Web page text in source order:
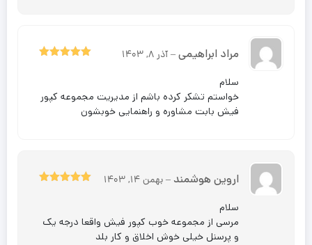
مراد ابراهیمی – آذر 8, 1403
سلام
خواستم تشکر کرده باشم از مدیریت مجموعه کپور
فیش بابت مشاوره و راهنمایی خوبشون
اروین هوشمند – بهمن 14, 1403
سلام
مرسی از مجموعه خوب کپور فیش واقعا درجه یک
و پرسنل خیلی خوش اخلاق و کار بلد